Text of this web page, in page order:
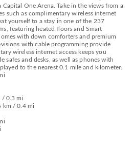
One Arena. Take in the views from a
such as complimentary wireless internet
yourself to a stay in one of the 237
featuring heated floors and Smart
with down comforters and premium
with cable programming provide
wireless internet access keeps you
safes and desks, as well as phones with
to the nearest 0.1 mile and kilometer.
/ 0.3 mi
km / 0.4 mi